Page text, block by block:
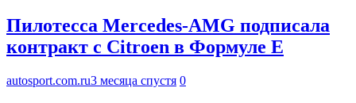
Пилотесса Mercedes-AMG подписала
контракт с Citroen в Формуле Е
autosport.com.ru3 месяца спустя 0